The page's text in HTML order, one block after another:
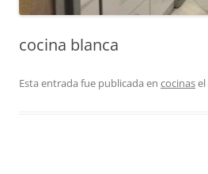
cocina blanca
Esta entrada fue publicada en cocinasel